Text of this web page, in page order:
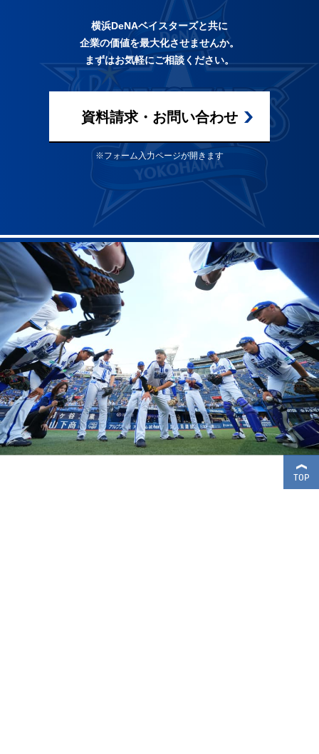
横浜DeNAベイスターズと共に
企業の価値を最大化させませんか。
まずはお気軽にご相談ください。
資料請求・お問い合わせ
※フォーム入力ページが開きます
TOP